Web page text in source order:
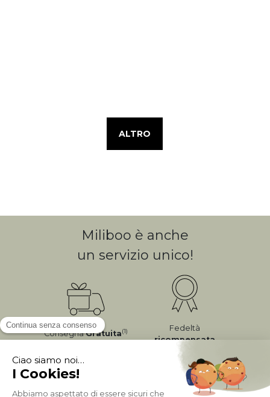
ALTRO
Miliboo è anche
un servizio unico!
ConsegnaGratuita(1)
Fedeltà
ricompensata